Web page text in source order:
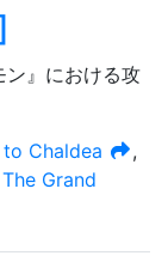
ン』における攻
to Chaldea
,
Grand